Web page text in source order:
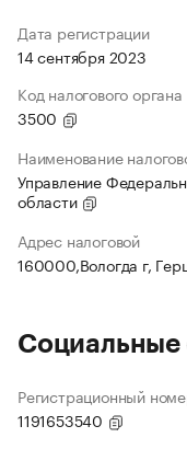
Дата регистрации
14 сентября 2023
Код налогового органа
3500
Наименование
Управление
области
Адрес налоговой
160000,Вологда г,
Регистрационный
1191653540